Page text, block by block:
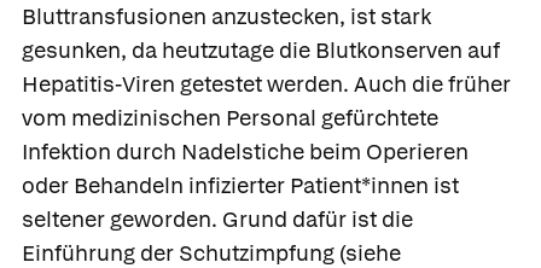
Bluttransfusionen anzustecken, ist stark
gesunken, da heutzutage die Blutkonserven auf
Hepatitis-Viren getestet werden. Auch die früher
vom medizinischen Personal gefürchtete
Infektion durch Nadelstiche beim Operieren
oder Behandeln infizierter Patient*innen ist
seltener geworden. Grund dafür ist die
Einführung der Schutzimpfung (siehe